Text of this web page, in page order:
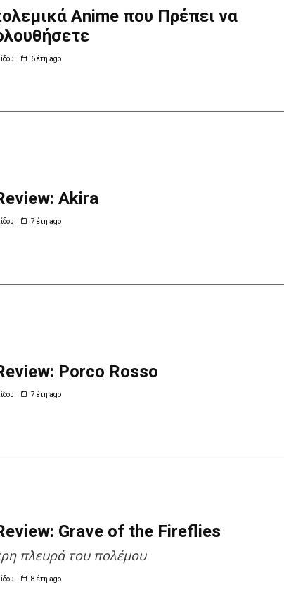
Anime που Πρέπει να
6 έτη ago
Akira
7 έτη ago
Porco Rosso
7 έτη ago
Grave of the Fireflies
πλευρά του πολέμου
8 έτη ago